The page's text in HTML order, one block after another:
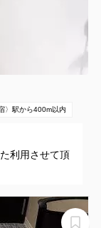
〉駅から400m以内
利用させて頂